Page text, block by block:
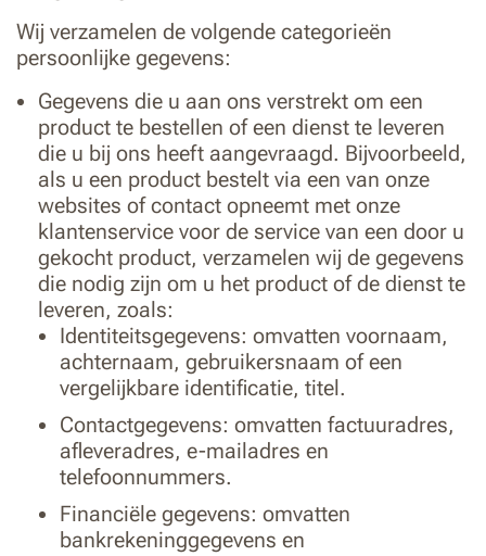
Wij verzamelen de volgende categorieën
persoonlijke gegevens:
Gegevens die u aan ons verstrekt om een
product te bestellen of een dienst te leveren
die u bij ons heeft aangevraagd. Bijvoorbeeld,
als u een product bestelt via een van onze
websites of contact opneemt met onze
klantenservice voor de service van een door u
gekocht product, verzamelen wij de gegevens
die nodig zijn om u het product of de dienst te
leveren, zoals:
Identiteitsgegevens: omvatten voornaam,
achternaam, gebruikersnaam of een
vergelijkbare identificatie, titel.
Contactgegevens: omvatten factuuradres,
afleveradres, e-mailadres en
telefoonnummers.
Financiële gegevens: omvatten
bankrekeninggegevens en